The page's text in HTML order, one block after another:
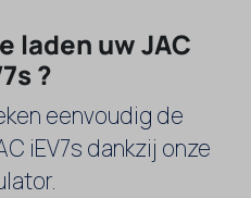
laden uw JAC
?
eenvoudig de
iEV7s dankzij onze